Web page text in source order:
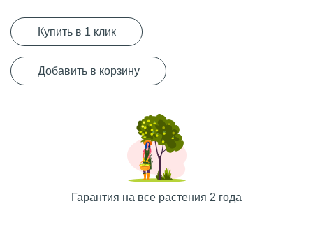
Купить в 1 клик
Добавить в корзину
Гарантия на все растения 2 года